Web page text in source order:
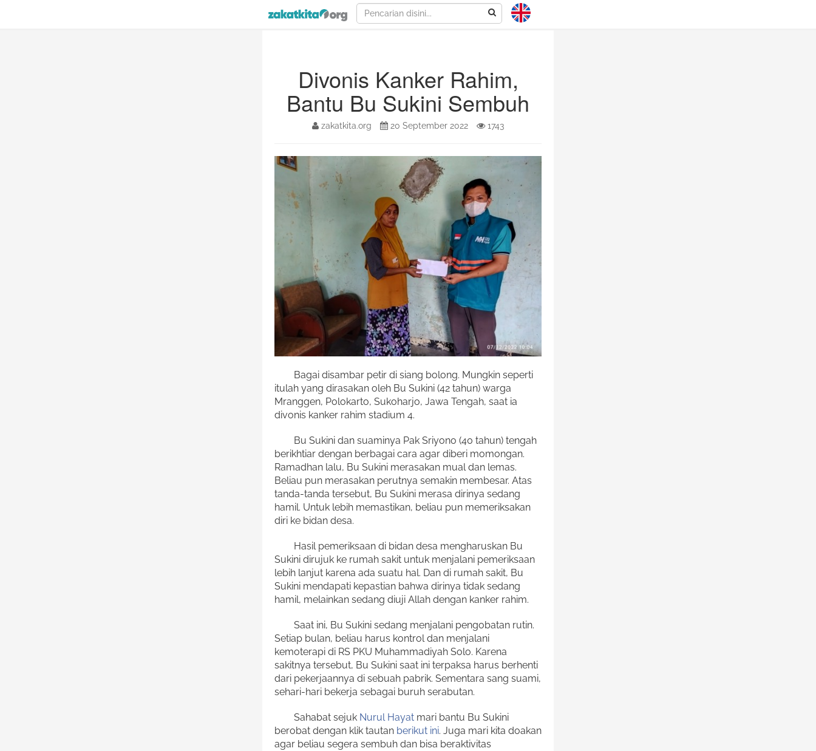
Divonis Kanker Rahim,
Bantu Bu Sukini Sembuh
zakatkita.org 20 September 2022 1743
Bagai disambar petir di siang bolong. Mungkin seperti
itulah yang dirasakan oleh Bu Sukini (42 tahun) warga
Mranggen, Polokarto, Sukoharjo, Jawa Tengah, saat ia
divonis kanker rahim stadium 4.
Bu Sukini dan suaminya Pak Sriyono (40 tahun) tengah
berikhtiar dengan berbagai cara agar diberi momongan.
Ramadhan lalu, Bu Sukini merasakan mual dan lemas.
Beliau pun merasakan perutnya semakin membesar. Atas
tanda-tanda tersebut, Bu Sukini merasa dirinya sedang
hamil. Untuk lebih memastikan, beliau pun memeriksakan
diri ke bidan desa.
Hasil pemeriksaan di bidan desa mengharuskan Bu
Sukini dirujuk ke rumah sakit untuk menjalani pemeriksaan
lebih lanjut karena ada suatu hal. Dan di rumah sakit, Bu
Sukini mendapati kepastian bahwa dirinya tidak sedang
hamil, melainkan sedang diuji Allah dengan kanker rahim.
Saat ini, Bu Sukini sedang menjalani pengobatan rutin.
Setiap bulan, beliau harus kontrol dan menjalani
kemoterapi di RS PKU Muhammadiyah Solo. Karena
sakitnya tersebut, Bu Sukini saat ini terpaksa harus berhenti
dari pekerjaannya di sebuah pabrik. Sementara sang suami,
sehari-hari bekerja sebagai buruh serabutan.
Sahabat sejuk Nurul Hayat mari bantu Bu Sukini
berobat dengan klik tautan berikut ini. Juga mari kita doakan
agar beliau segera sembuh dan bisa beraktivitas